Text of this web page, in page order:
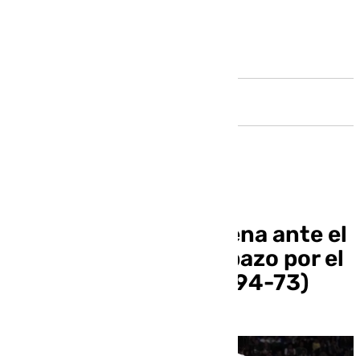
El Unicaja se desmelena ante el
Baskonia y da un zarpazo por el
liderato en solitario (94-73)